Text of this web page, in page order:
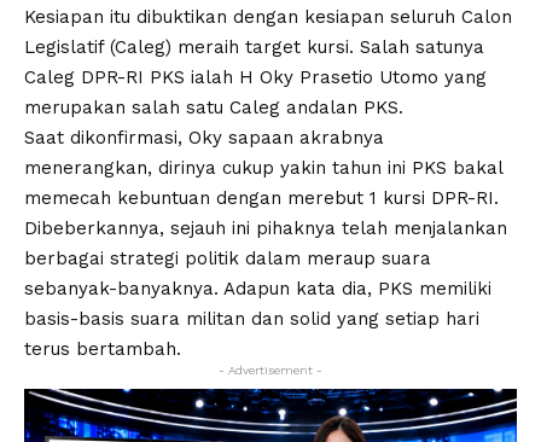
Kesiapan itu dibuktikan dengan kesiapan seluruh Calon
Legislatif (Caleg) meraih target kursi. Salah satunya
Caleg DPR-RI PKS ialah H Oky Prasetio Utomo yang
merupakan salah satu Caleg andalan PKS.
Saat dikonfirmasi, Oky sapaan akrabnya
menerangkan, dirinya cukup yakin tahun ini PKS bakal
memecah kebuntuan dengan merebut 1 kursi DPR-RI.
Dibeberkannya, sejauh ini pihaknya telah menjalankan
berbagai strategi politik dalam meraup suara
sebanyak-banyaknya. Adapun kata dia, PKS memiliki
basis-basis suara militan dan solid yang setiap hari
terus bertambah.
- Advertisement -